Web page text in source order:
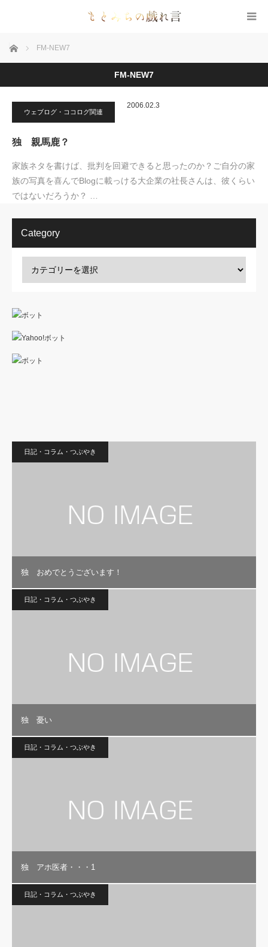
ホーム FM-NEW7
FM-NEW7
ウェブログ・ココログ関連
2006.02.3
独 親馬鹿？
家族ネタを書けば、批判を回避できると思ったのか？ご自分の家
族の写真を喜んでBlogに載っける大企業の社長さんは、彼くらい
ではないだろうか？ …
Category
日記・コラム・つぶやき
独 おめでとうございます！
日記・コラム・つぶやき
独 憂い
日記・コラム・つぶやき
独 アホ医者・・・1
日記・コラム・つぶやき